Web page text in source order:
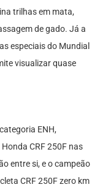
trilhas em mata,
de gado. Já a
especiais do Mundial
visualizar quase
ENH,
CRF 250F nas
entre si, e o campeão
CRF 250F zero km